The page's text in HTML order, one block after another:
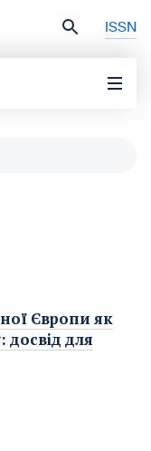
ISSN
Європи як
досвід для